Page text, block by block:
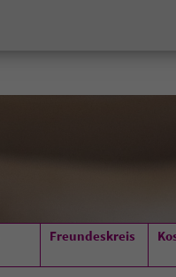
Freundeskreis